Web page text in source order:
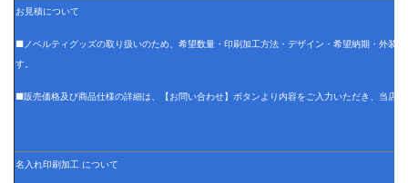
お見積について
■ノベルティグッズの取り扱いのため、希望数量・印刷加工方法・デザイン・希望納期・外装
す。
■販売価格及び商品仕様の詳細は、【お問い合わせ】ボタンより内容をご入力いただき、当店
名入れ印刷加工 について